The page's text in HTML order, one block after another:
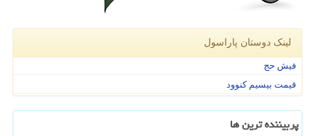
لینک دوستان پاراسول
فیش حج
قیمت بیسیم کنوود
پربیننده ترین ها